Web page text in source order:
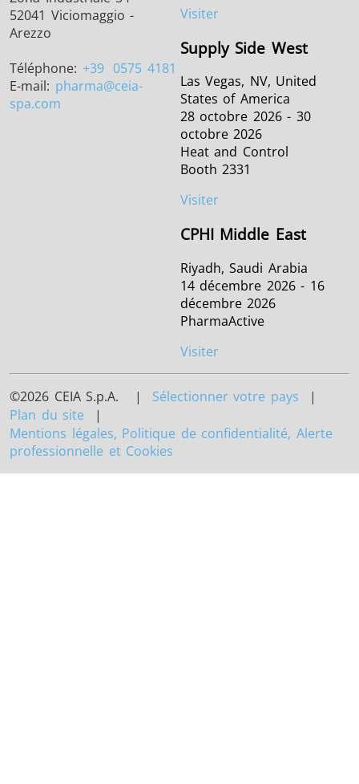
52041 Viciomaggio -
Arezzo
Téléphone: +39 0575 4181
E-mail: pharma@ceia-
spa.com
Visiter
Supply Side West
Las Vegas, NV, United
States of America
28 octobre 2026 - 30
octobre 2026
Heat and Control
Booth 2331
Visiter
CPHI Middle East
Riyadh, Saudi Arabia
14 décembre 2026 - 16
décembre 2026
PharmaActive
Visiter
©2026 CEIA S.p.A. | Sélectionner votre pays |
Plan du site |
Mentions légales, Politique de confidentialité, Alerte
professionnelle et Cookies